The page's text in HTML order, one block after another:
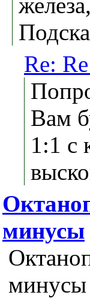
Re:
Вам
1:1 с
минусы
минусы